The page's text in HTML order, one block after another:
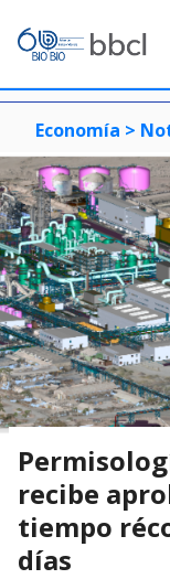
Economía >
recibe
tiempo
días